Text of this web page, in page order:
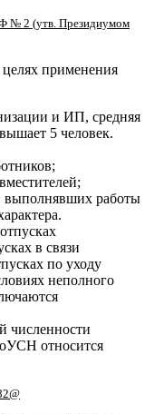
№ 2 (утв. Президиумом
применения
и ИП, средняя
5 человек.
выполнявших работы
в связи
по уходу
неполного
численности
относится